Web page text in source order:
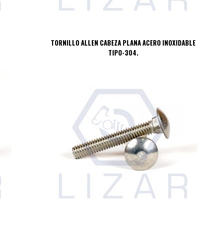
TORNILLO ALLEN CABEZA PLANA ACERO INOXIDABLE
TIPO-304.